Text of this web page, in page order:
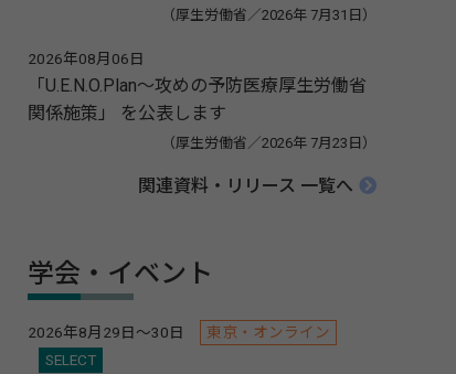
（厚生労働省／2026年 7月31日）
2026年08月06日
「U.E.N.O.Plan～攻めの予防医療厚生労働省
関係施策」 を公表します
（厚生労働省／2026年 7月23日）
関連資料・リリース 一覧へ
学会・イベント
2026年8月29日～30日
東京・オンライン
SELECT